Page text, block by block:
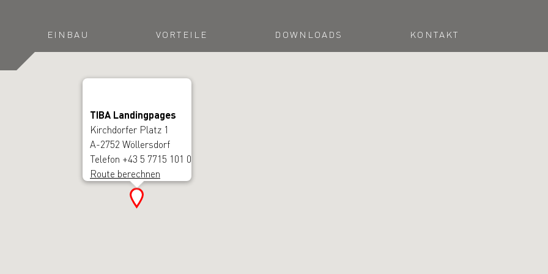
EINBAU VORTEILE DOWNLOADS KONTAKT
TIBA Landingpages
Kirchdorfer Platz 1
A-2752 Wöllersdorf
Telefon +43 5 7715 101 0
Route berechnen